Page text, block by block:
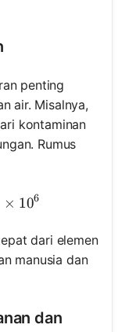
penting
air. Misalnya,
kontaminan
Rumus
=
× 106
dari elemen
manusia dan
dan